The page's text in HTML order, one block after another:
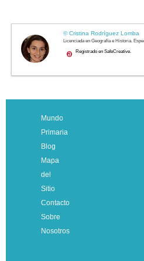
Mundo
Primaria
Blog
Mapa
del
Sitio
Contacto
Sobre
Nosotros